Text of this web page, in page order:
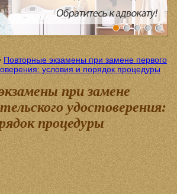
Повторные экзамены при замене первого
условия и порядок процедуры
при замене
удостоверения:
процедуры